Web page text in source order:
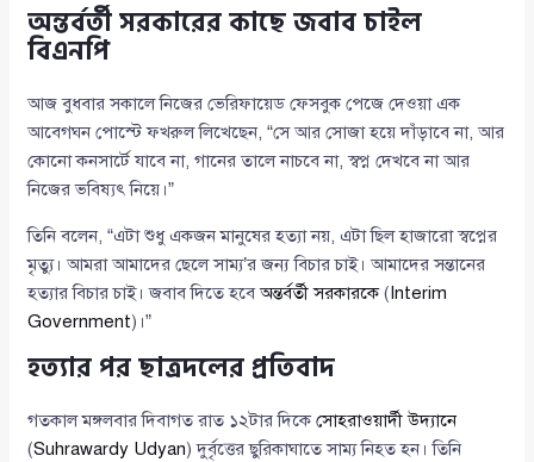
অন্তর্বর্তী সরকারের কাছে জবাব চাইল
বিএনপি
আজ বুধবার সকালে নিজের ভেরিফায়েড ফেসবুক পেজে দেওয়া এক
আবেগঘন পোস্টে ফখরুল লিখেছেন, “সে আর সোজা হয়ে দাঁড়াবে না, আর
কোনো কনসার্টে যাবে না, গানের তালে নাচবে না, স্বপ্ন দেখবে না আর
নিজের ভবিষ্যৎ নিয়ে।”
তিনি বলেন, “এটা শুধু একজন মানুষের হত্যা নয়, এটা ছিল হাজারো স্বপ্নের
মৃত্যু। আমরা আমাদের ছেলে সাম্য’র জন্য বিচার চাই। আমাদের সন্তানের
হত্যার বিচার চাই। জবাব দিতে হবেঅন্তর্বর্তী সরকারকে( Interim
Government)।”
হত্যার পর ছাত্রদলের প্রতিবাদ
গতকাল মঙ্গলবার দিবাগত রাত ১২টার দিকেসোহরাওয়ার্দী উদ্যানে
(Suhrawardy Udyan) দুর্বৃত্তের ছুরিকাঘাতে সাম্য নিহত হন। তিনি